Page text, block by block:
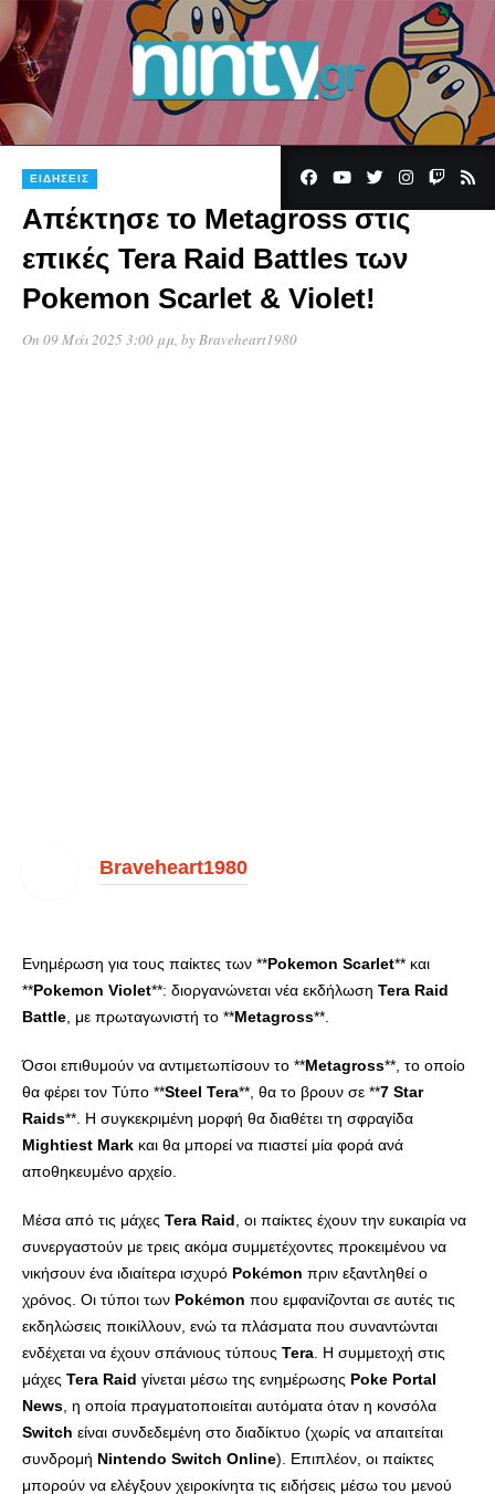
ΕΙΔΉΣΕΙΣ
Απέκτησε το Metagross στις
επικές Tera Raid Battles των
Pokemon Scarlet & Violet!
On 09 Μάι 2025 3:00 μμ, byBraveheart1980
Braveheart1980
Ενημέρωση για τους παίκτες των **Pokemon Scarlet** και
**Pokemon Violet**: διοργανώνεται νέα εκδήλωση Tera Raid
Battle , με πρωταγωνιστή το **Metagross**.
Όσοι επιθυμούν να αντιμετωπίσουν το **Metagross**, το οποίο
θα φέρει τον Τύπο **Steel Tera**, θα το βρουν σε **7 Star
Raids**. Η συγκεκριμένη μορφή θα διαθέτει τη σφραγίδα
Mightiest Mark και θα μπορεί να πιαστεί μία φορά ανά
αποθηκευμένο αρχείο.
Μέσα από τις μάχες Tera Raid , οι παίκτες έχουν την ευκαιρία να
συνεργαστούν με τρεις ακόμα συμμετέχοντες προκειμένου να
νικήσουν ένα ιδιαίτερα ισχυρό Pokémon πριν εξαντληθεί ο
χρόνος. Οι τύποι των Pokémon που εμφανίζονται σε αυτές τις
εκδηλώσεις ποικίλλουν, ενώ τα πλάσματα που συναντώνται
ενδέχεται να έχουν σπάνιους τύπους Tera . Η συμμετοχή στις
μάχες Tera Raid γίνεται μέσω της ενημέρωσης Poke Portal
News , η οποία πραγματοποιείται αυτόματα όταν η κονσόλα
Switch είναι συνδεδεμένη στο διαδίκτυο (χωρίς να απαιτείται
συνδρομή Nintendo Switch Online). Επιπλέον, οι παίκτες
μπορούν να ελέγξουν χειροκίνητα τις ειδήσεις μέσω του μενού